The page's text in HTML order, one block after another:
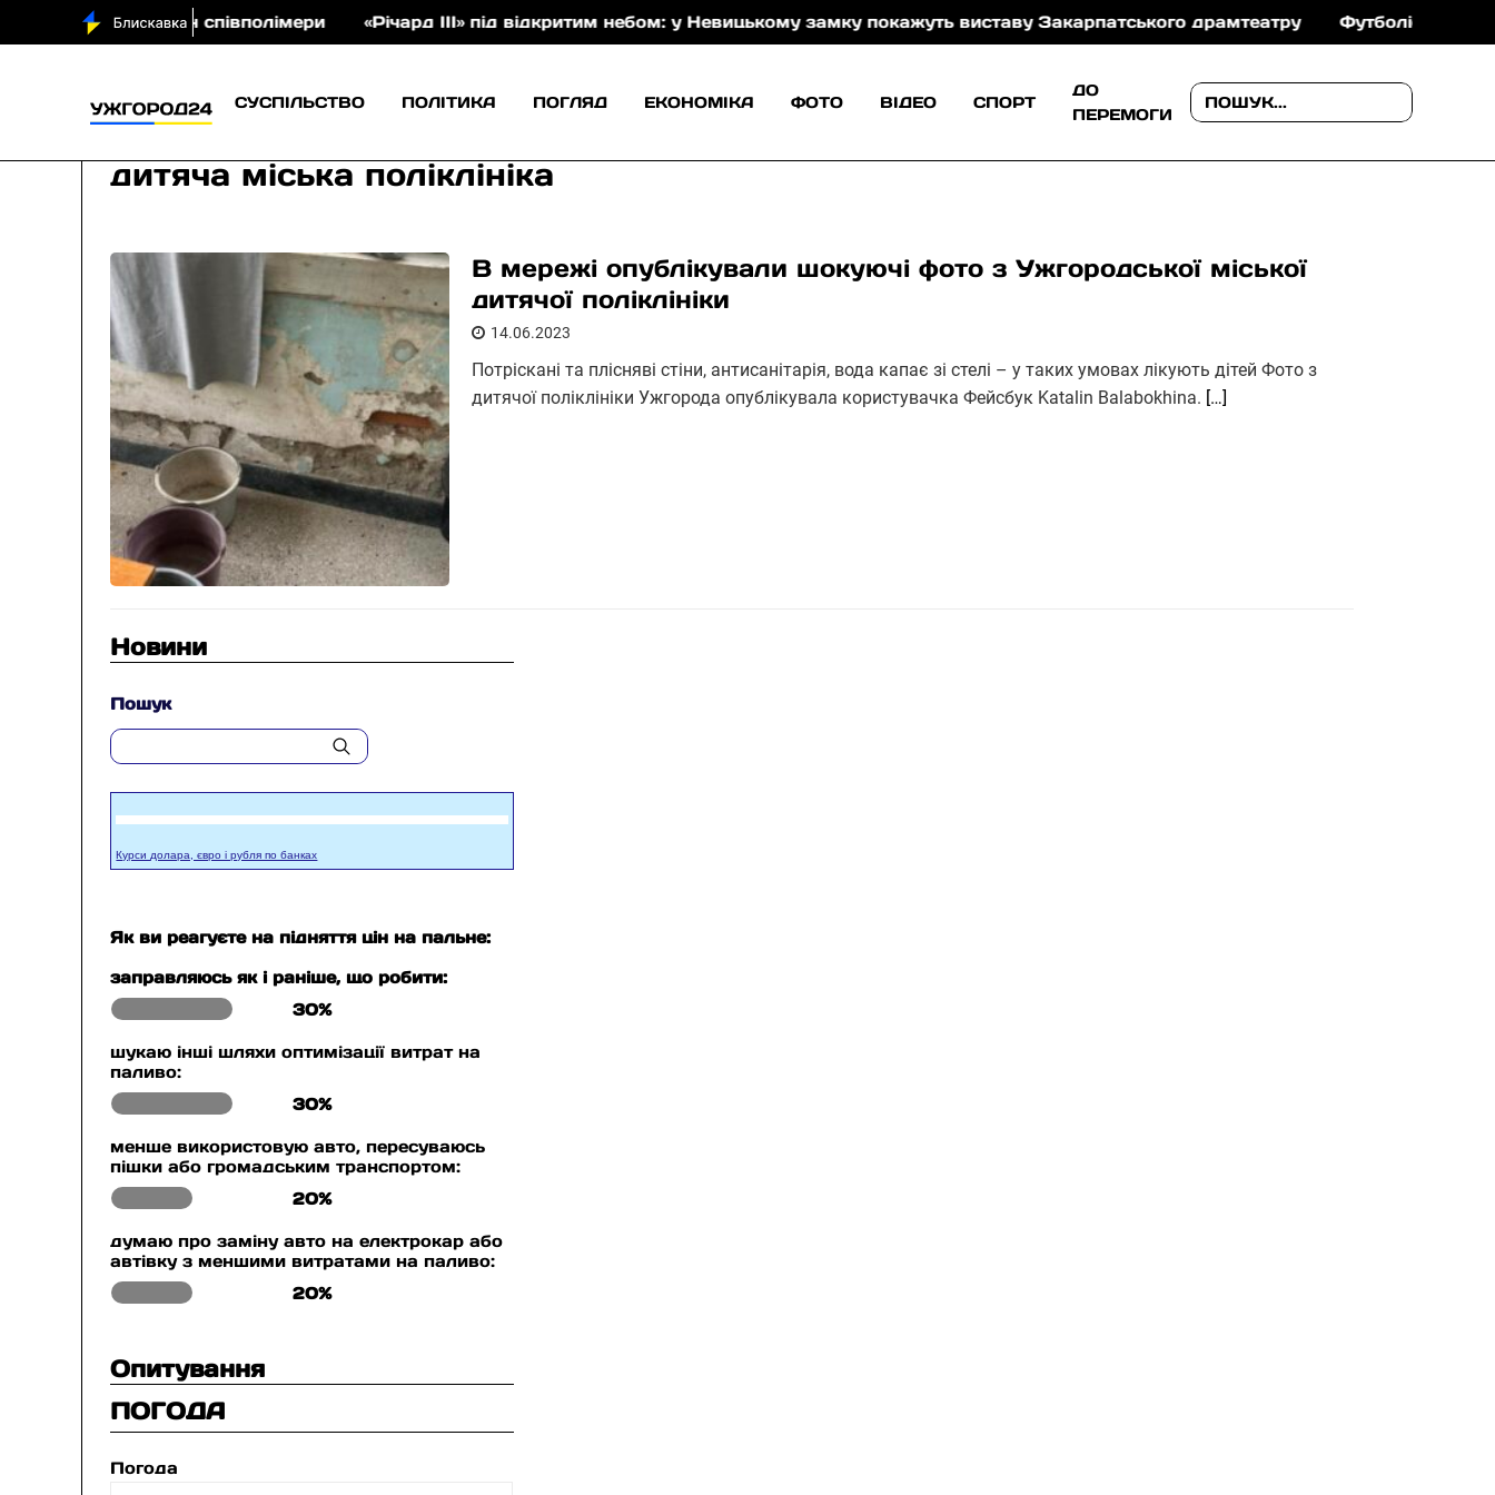
на аукціон співполімери «Річард ІІІ» під відкритим небом: у Невицькому замку покажуть виставу Закарпатського драмтеатру Футболіст «Браги»
СУСПІЛЬСТВО ПОЛІТИКА ПОГЛЯД ЕКОНОМІКА ФОТО ВІДЕО СПОРТ
ДО
ПЕРЕМОГИ
дитяча міська поліклініка
В мережі опублікували шокуючі фото з Ужгородської міської
дитячої поліклініки
14.06.2023
Потріскані та плісняві стіни, антисанітарія, вода капає зі стелі – у таких умовах лікують дітей Фото з
дитячої поліклініки Ужгорода опублікувала користувачка Фейсбук Katalin Balabokhina. […]
Новини
Пошук
Курси долара, євро і рубля по банках
Як ви реагуєте на підняття цін на пальне:
заправляюсь як і раніше, що робити:
30%
шукаю інші шляхи оптимізації витрат на
паливо:
30%
менше використовую авто, пересуваюсь
пішки або громадським транспортом:
20%
думаю про заміну авто на електрокар або
автівку з меншими витратами на паливо:
20%
Опитування
ПОГОДА
Погода